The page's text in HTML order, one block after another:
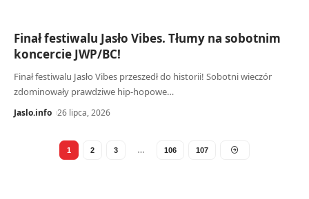
Finał festiwalu Jasło Vibes. Tłumy na sobotnim
koncercie JWP/BC!
Finał festiwalu Jasło Vibes przeszedł do historii! Sobotni wieczór
zdominowały prawdziwe hip-hopowe…
Jaslo.info 26 lipca, 2026
1 2 3 … 106 107